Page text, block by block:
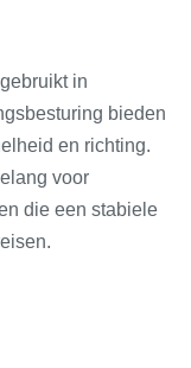
in
bieden
en richting.
voor
die een stabiele